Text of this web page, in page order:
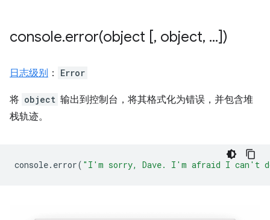
console.error(object [, object, ...])
日志级别 ： Error
将 object 输出到控制台，将其格式化为错误，并包含堆
栈轨迹。
console. error( "I'm sorry, Dave. I'm afraid I can't